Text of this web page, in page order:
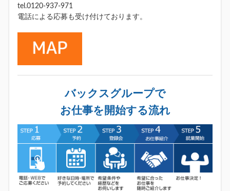
tel.0120-937-971
電話による応募も受け付けております。
バックスグループで
お仕事を開始する流れ